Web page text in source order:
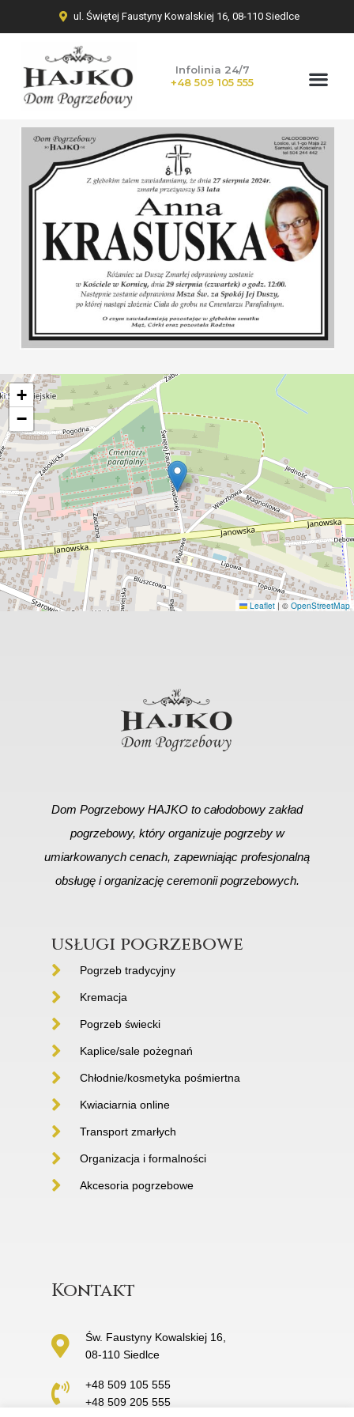
ul. Świętej Faustyny Kowalskiej 16, 08-110 Siedlce
Infolinia 24/7
+48 509 105 555
+
−
Leaflet | © OpenStreetMap
Dom Pogrzebowy HAJKO to całodobowy zakład
pogrzebowy, który organizuje pogrzeby w
umiarkowanych cenach, zapewniając profesjonalną
obsługę i organizację ceremonii pogrzebowych.
usługi pogrzebowe
Pogrzeb tradycyjny
Kremacja
Pogrzeb świecki
Kaplice/sale pożegnań
Chłodnie/kosmetyka pośmiertna
Kwiaciarnia online
Transport zmarłych
Organizacja i formalności
Akcesoria pogrzebowe
Kontakt
Św. Faustyny Kowalskiej 16,
08-110 Siedlce
+48 509 105 555
+48 509 205 555